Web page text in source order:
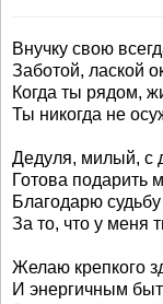
Внучку свою
Заботой, лаской
Когда ты рядом,
Ты никогда не
Дедуля, милый, с
Готова подарить
Благодарю судьбу
За то, что у меня
Желаю крепкого
И энергичным